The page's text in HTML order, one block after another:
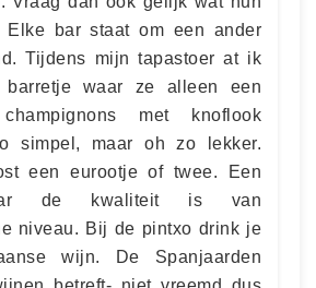
Elke bar staat om een ander
Tijdens mijn tapastoer at ik
waar ze alleen een
met knoflook
simpel, maar oh zo lekker.
een eurootje of twee. Een
de kwaliteit is van
niveau. Bij de pintxo drink je
wijn. De Spanjaarden